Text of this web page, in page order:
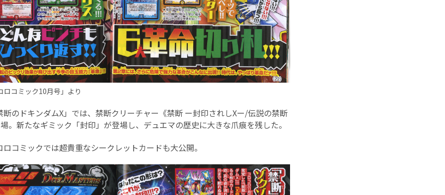
コミック10月号」より
のドキンダムX」では、禁断クリーチャー《禁断 ー封印されしXー/伝説の禁断
。新たなギミック「封印」が登場し、デュエマの歴史に大きな爪痕を残した。
コミックでは超貴重なシークレットカードも大公開。